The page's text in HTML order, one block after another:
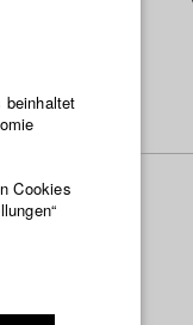
beinhaltet
Cookies